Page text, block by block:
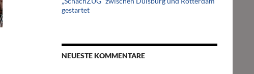
gestartet
NEUESTE KOMMENTARE